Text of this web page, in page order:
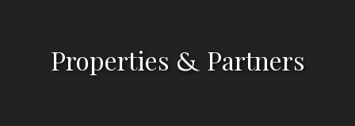
Properties & Partners